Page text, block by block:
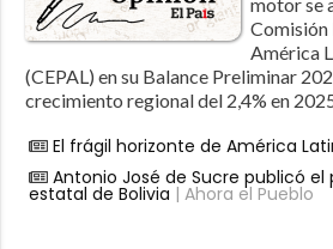
Comisión
América
(CEPAL) en su Balance Preliminar
crecimiento regional del 2,4% en
El frágil horizonte de América
Antonio José de Sucre publicó
estatal de Bolivia | Ahora el Pueblo